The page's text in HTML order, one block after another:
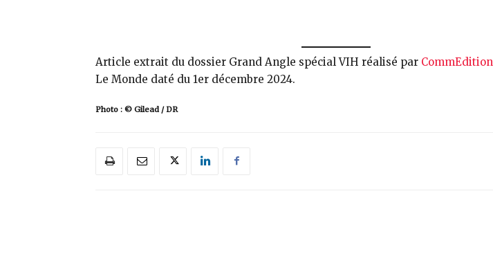
Article extrait du dossier Grand Angle spécial VIH réalisé par CommEdition
Le Monde daté du 1er décembre 2024.
Photo : © Gilead / DR